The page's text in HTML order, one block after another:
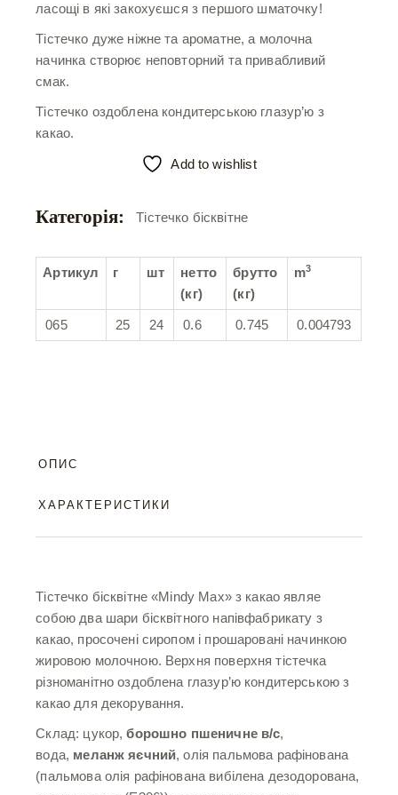
ласощі в які закохуєшся з першого шматочку!
Тістечко дуже ніжне та ароматне, а молочна
начинка створює неповторний та привабливий
смак.
Тістечко оздоблена кондитерською глазур’ю з
какао.
Add to wishlist
Категорія: Тістечко бісквітне
Артикул г шт
нетто
(кг)
брутто
(кг)
m3
065 25 24 0.6 0.745 0.004793
ОПИС
ХАРАКТЕРИСТИКИ
Тістечко бісквітне «Mindy Max» з какао являе
собою два шари бісквітного напівфабрикату з
какао, просочені сиропом і прошаровані начинкою
жировою молочною. Верхня поверхня тістечка
різноманітно оздоблена глазур’ю кондитерською з
какао для декорування.
Склад: цукор,борошно пшеничне в/с,
вода, меланж яєчний, олія пальмова рафінована
(пальмова олія рафінована вибілена дезодорована,